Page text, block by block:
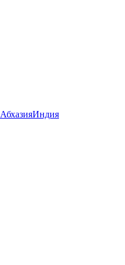
АбхазияИндия